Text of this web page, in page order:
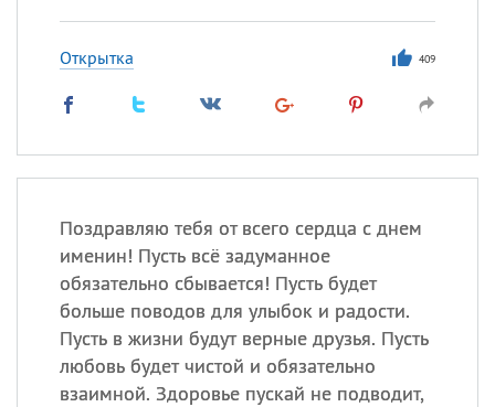
Открытка 409
Поздравляю тебя от всего сердца с днем
именин! Пусть всё задуманное
обязательно сбывается! Пусть будет
больше поводов для улыбок и радости.
Пусть в жизни будут верные друзья. Пусть
любовь будет чистой и обязательно
взаимной. Здоровье пускай не подводит,
происхождение